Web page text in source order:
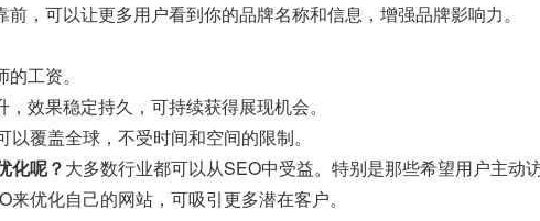
前，可以让更多用户看到你的品牌名称和信息，增强品牌影响力。
工资。
效果稳定持久，可持续获得展现机会。
以覆盖全球，不受时间和空间的限制。
化呢？大多数行业都可以从SEO中受益。特别是那些希望用户主动
优化自己的网站，可吸引更多潜在客户。